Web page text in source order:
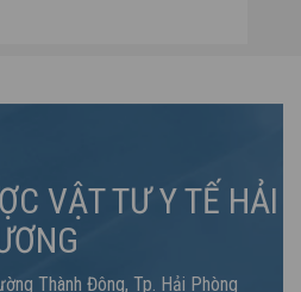
VẬT TƯ Y TẾ HẢI
Thành Đông, Tp. Hải Phòng